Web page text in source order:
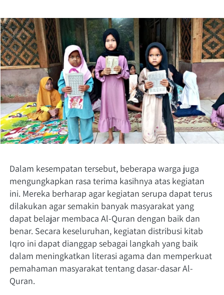
Dalam kesempatan tersebut, beberapa warga juga
mengungkapkan rasa terima kasihnya atas kegiatan
ini. Mereka berharap agar kegiatan serupa dapat terus
dilakukan agar semakin banyak masyarakat yang
dapat belajar membaca Al-Quran dengan baik dan
benar. Secara keseluruhan, kegiatan distribusi kitab
Iqro ini dapat dianggap sebagai langkah yang baik
dalam meningkatkan literasi agama dan memperkuat
pemahaman masyarakat tentang dasar-dasar Al-
Quran.